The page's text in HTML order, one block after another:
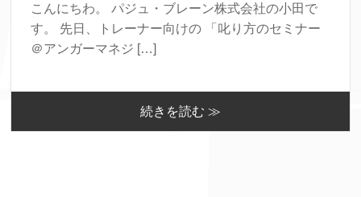
こんにちわ。 パジュ・ブレーン株式会社の小田で
す。 先日、トレーナー向けの 「叱り方のセミナー
＠アンガーマネジ […]
続きを読む ≫